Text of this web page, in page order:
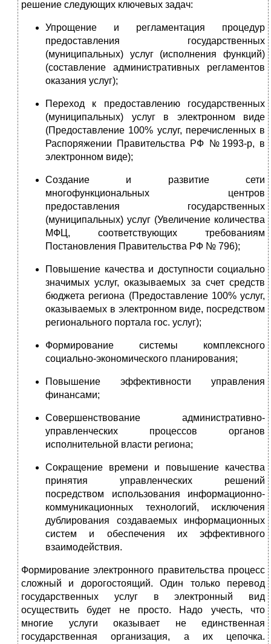
решение следующих ключевых задач:
Упрощение и регламентация процедур
предоставления государственных
(муниципальных) услуг (исполнения функций)
(составление административных регламентов
оказания услуг);
Переход к предоставлению государственных
(муниципальных) услуг в электронном виде
(Предоставление 100% услуг, перечисленных в
Распоряжении Правительства РФ №1993-р, в
электронном виде);
Создание и развитие сети
многофункциональных центров
предоставления государственных
(муниципальных) услуг (Увеличение количества
МФЦ, соответствующих требованиям
Постановления Правительства РФ № 796);
Повышение качества и доступности социально
значимых услуг, оказываемых за счет средств
бюджета региона (Предоставление 100% услуг,
оказываемых в электронном виде, посредством
регионального портала гос. услуг);
Формирование системы комплексного
социально-экономического планирования;
Повышение эффективности управления
финансами;
Совершенствование административно-
управленческих процессов органов
исполнительной власти региона;
Сокращение времени и повышение качества
принятия управленческих решений
посредством использования информационно-
коммуникационных технологий, исключения
дублирования создаваемых информационных
систем и обеспечения их эффективного
взаимодействия.
Формирование электронного правительства процесс
сложный и дорогостоящий. Один только перевод
государственных услуг в электронный вид
осуществить будет не просто. Надо учесть, что
многие услуги оказывает не единственная
государственная организация, а их цепочка.